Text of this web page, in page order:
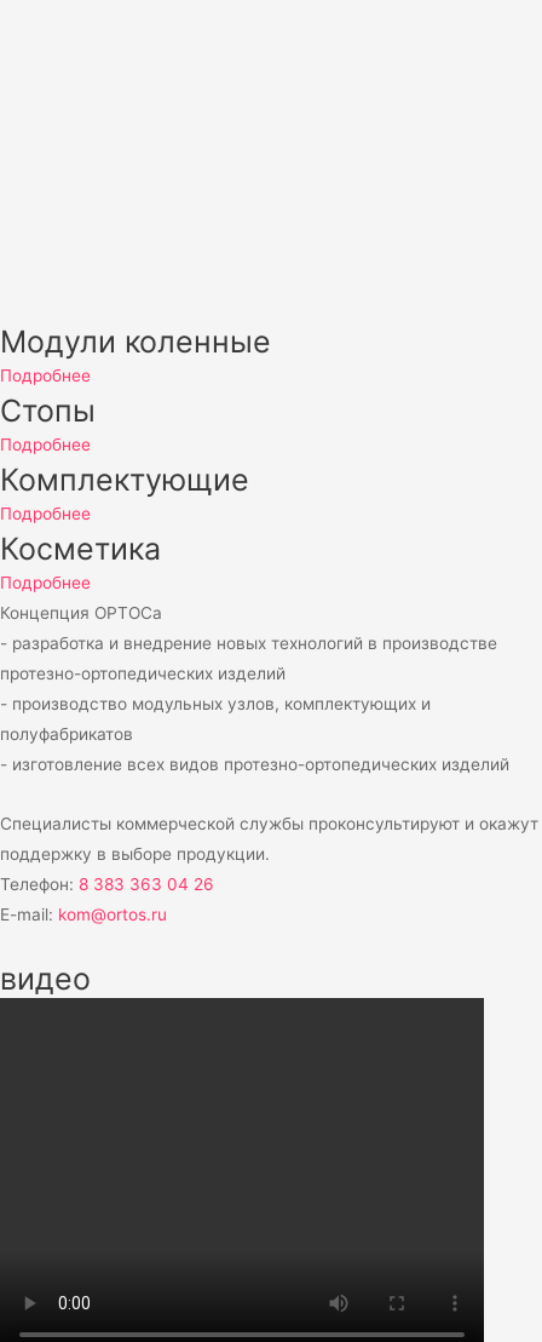
Модули коленные
Подробнее
Стопы
Подробнее
Комплектующие
Подробнее
Косметика
Подробнее
Концепция ОРТОСа
- разработка и внедрение новых технологий в производстве
протезно-ортопедических изделий
- производство модульных узлов, комплектующих и
полуфабрикатов
- изготовление всех видов протезно-ортопедических изделий
Специалисты коммерческой службы проконсультируют и окажут
поддержку в выборе продукции.
Телефон: 8 383 363 04 26
E-mail: kom@ortos.ru
видео